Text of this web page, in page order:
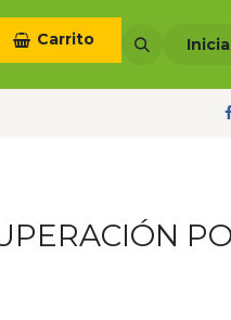
Términos y condiciones
Carrito